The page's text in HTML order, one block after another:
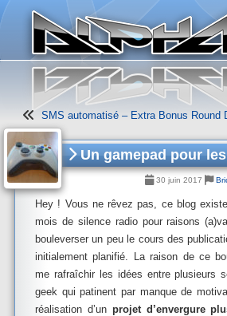
SMS automatisé – Extra Bonus Round
Un gamepad pour
30 juin 2017
Hey ! Vous ne rêvez pas, ce blog
mois de silence radio pour raisons
bouleverser un peu le cours des
initialement planifié. La raison de ce
me rafraîchir les idées entre plusieurs
geek qui patinent par manque de
réalisation d’un projet d’envergure